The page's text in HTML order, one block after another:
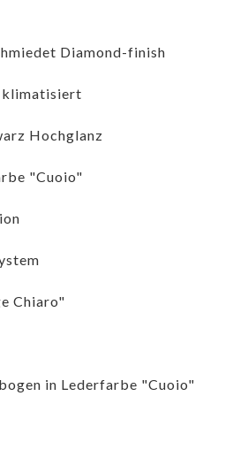
Diamond-finish
klimatisiert
Hochglanz
"Cuoio"
Chiaro"
in Lederfarbe "Cuoio"